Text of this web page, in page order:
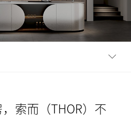
索而（THOR）不